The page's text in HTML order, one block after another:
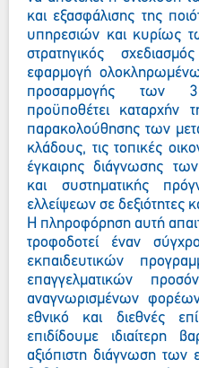
και εξασφάλισης της
υπηρεσιών και κυρίως
στρατηγικός
εφαρμογή
προσαρμογής των
προϋποθέτει καταρχήν
παρακολούθησης των
κλάδους, τις τοπικές
έγκαιρης διάγνωσης
και συστηματικής
ελλείψεων σε δεξιότητες
Η πληροφόρηση αυτή
τροφοδοτεί έναν
εκπαιδευτικών
επαγγελματικών
αναγνωρισμένων
εθνικό και διεθνές
επιδίδουμε ιδιαίτερη
αξιόπιστη διάγνωση